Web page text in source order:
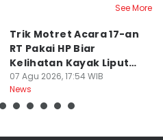
See More
Trik Motret Acara 17-an
RT Pakai HP Biar
Kelihatan Kayak Liputan
Festival Nasional
07 Agu 2026, 17:54 WIB
News